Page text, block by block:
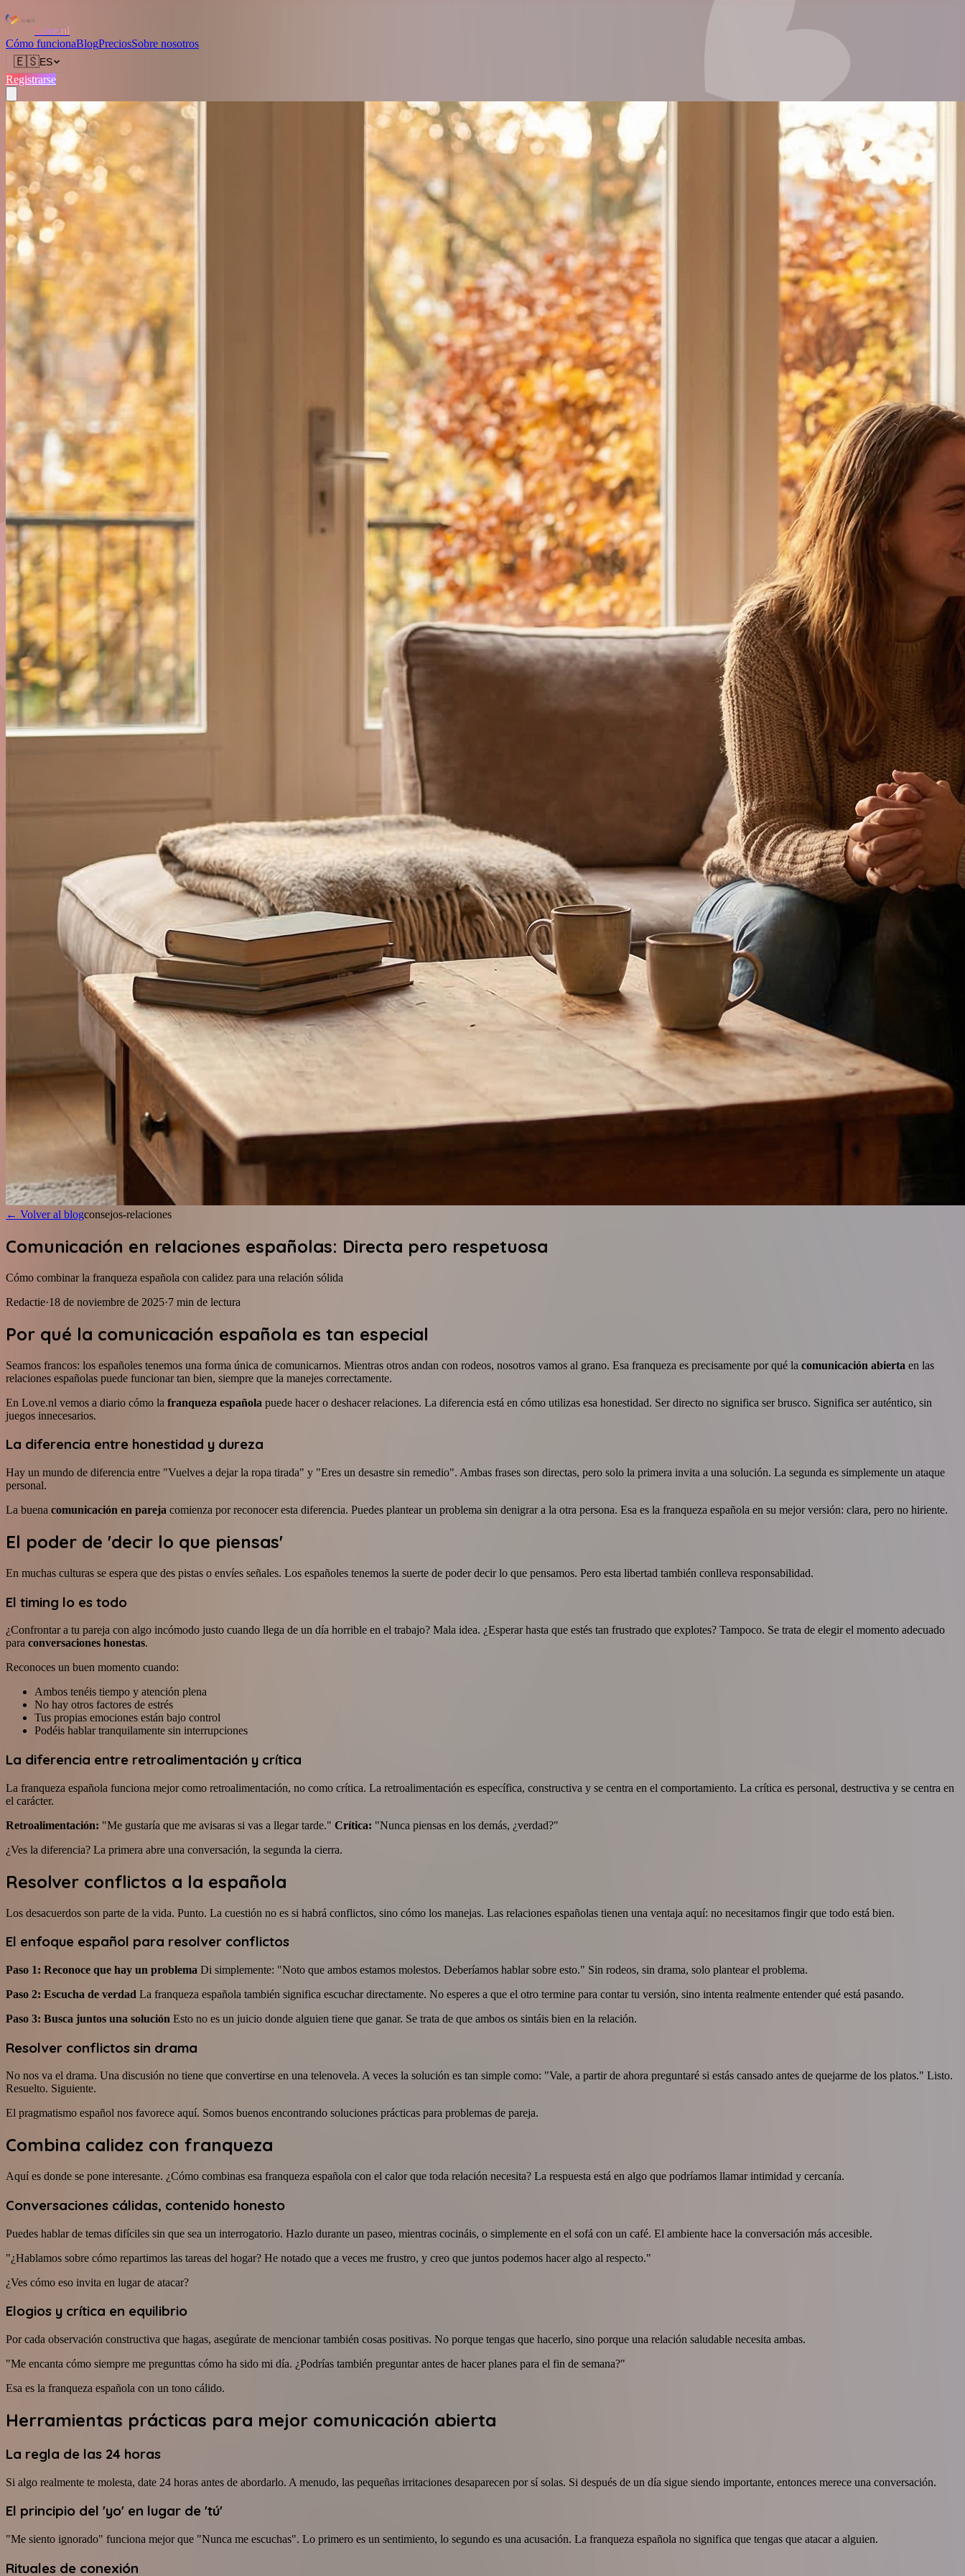
Love.nl
Cómo funcionaBlogPreciosSobre nosotros
🇪🇸ES
Registrarse
← Volver al blogconsejos-relaciones
Comunicación en relaciones españolas: Directa pero respetuosa
Cómo combinar la franqueza española con calidez para una relación sólida
Redactie·18 de noviembre de 2025·7 min de lectura
Por qué la comunicación española es tan especial
Seamos francos: los españoles tenemos una forma única de comunicarnos. Mientras otros andan con rodeos, nosotros vamos al grano. Esa franqueza es precisamente por qué la comunicación abierta en las
relaciones españolas puede funcionar tan bien, siempre que la manejes correctamente.
En Love.nl vemos a diario cómo la franqueza española puede hacer o deshacer relaciones. La diferencia está en cómo utilizas esa honestidad. Ser directo no significa ser brusco. Significa ser auténtico, sin
juegos innecesarios.
La diferencia entre honestidad y dureza
Hay un mundo de diferencia entre "Vuelves a dejar la ropa tirada" y "Eres un desastre sin remedio". Ambas frases son directas, pero solo la primera invita a una solución. La segunda es simplemente un ataque
personal.
La buena comunicación en pareja comienza por reconocer esta diferencia. Puedes plantear un problema sin denigrar a la otra persona. Esa es la franqueza española en su mejor versión: clara, pero no hiriente.
El poder de 'decir lo que piensas'
En muchas culturas se espera que des pistas o envíes señales. Los españoles tenemos la suerte de poder decir lo que pensamos. Pero esta libertad también conlleva responsabilidad.
El timing lo es todo
¿Confrontar a tu pareja con algo incómodo justo cuando llega de un día horrible en el trabajo? Mala idea. ¿Esperar hasta que estés tan frustrado que explotes? Tampoco. Se trata de elegir el momento adecuado
para conversaciones honestas.
Reconoces un buen momento cuando:
Ambos tenéis tiempo y atención plena
No hay otros factores de estrés
Tus propias emociones están bajo control
Podéis hablar tranquilamente sin interrupciones
La diferencia entre retroalimentación y crítica
La franqueza española funciona mejor como retroalimentación, no como crítica. La retroalimentación es específica, constructiva y se centra en el comportamiento. La crítica es personal, destructiva y se centra en
el carácter.
Retroalimentación: "Me gustaría que me avisaras si vas a llegar tarde." Crítica: "Nunca piensas en los demás, ¿verdad?"
¿Ves la diferencia? La primera abre una conversación, la segunda la cierra.
Resolver conflictos a la española
Los desacuerdos son parte de la vida. Punto. La cuestión no es si habrá conflictos, sino cómo los manejas. Las relaciones españolas tienen una ventaja aquí: no necesitamos fingir que todo está bien.
El enfoque español para resolver conflictos
Paso 1: Reconoce que hay un problema Di simplemente: "Noto que ambos estamos molestos. Deberíamos hablar sobre esto." Sin rodeos, sin drama, solo plantear el problema.
Paso 2: Escucha de verdad La franqueza española también significa escuchar directamente. No esperes a que el otro termine para contar tu versión, sino intenta realmente entender qué está pasando.
Paso 3: Busca juntos una solución Esto no es un juicio donde alguien tiene que ganar. Se trata de que ambos os sintáis bien en la relación.
Resolver conflictos sin drama
No nos va el drama. Una discusión no tiene que convertirse en una telenovela. A veces la solución es tan simple como: "Vale, a partir de ahora preguntaré si estás cansado antes de quejarme de los platos." Listo.
Resuelto. Siguiente.
El pragmatismo español nos favorece aquí. Somos buenos encontrando soluciones prácticas para problemas de pareja.
Combina calidez con franqueza
Aquí es donde se pone interesante. ¿Cómo combinas esa franqueza española con el calor que toda relación necesita? La respuesta está en algo que podríamos llamar intimidad y cercanía.
Conversaciones cálidas, contenido honesto
Puedes hablar de temas difíciles sin que sea un interrogatorio. Hazlo durante un paseo, mientras cocináis, o simplemente en el sofá con un café. El ambiente hace la conversación más accesible.
"¿Hablamos sobre cómo repartimos las tareas del hogar? He notado que a veces me frustro, y creo que juntos podemos hacer algo al respecto."
¿Ves cómo eso invita en lugar de atacar?
Elogios y crítica en equilibrio
Por cada observación constructiva que hagas, asegúrate de mencionar también cosas positivas. No porque tengas que hacerlo, sino porque una relación saludable necesita ambas.
"Me encanta cómo siempre me pregunttas cómo ha sido mi día. ¿Podrías también preguntar antes de hacer planes para el fin de semana?"
Esa es la franqueza española con un tono cálido.
Herramientas prácticas para mejor comunicación abierta
La regla de las 24 horas
Si algo realmente te molesta, date 24 horas antes de abordarlo. A menudo, las pequeñas irritaciones desaparecen por sí solas. Si después de un día sigue siendo importante, entonces merece una conversación.
El principio del 'yo' en lugar de 'tú'
"Me siento ignorado" funciona mejor que "Nunca me escuchas". Lo primero es un sentimiento, lo segundo es una acusación. La franqueza española no significa que tengas que atacar a alguien.
Rituales de conexión